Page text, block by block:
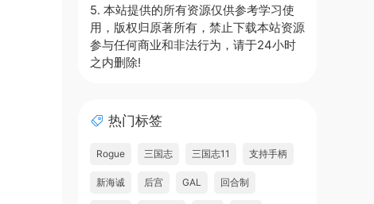
5. 本站提供的所有资源仅供参考学习使
用，版权归原著所有，禁止下载本站资源
参与任何商业和非法行为，请于24小时
之内删除!
热门标签
Rogue 三国志 三国志11 支持手柄
新海诚 后宫 GAL 回合制